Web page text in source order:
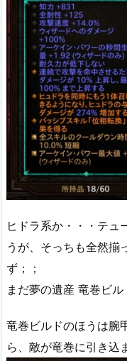
ヒドラ系か・・・テュ
うが、そっちも全然揃
ず；；
まだ夢の遺産 竜巻ビル
竜巻ビルドのほうは腕
ら、敵が竜巻に引き込